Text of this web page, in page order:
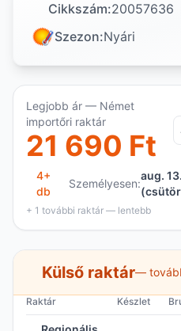
Cikkszám:20057636
Szezon:Nyári
Legjobb ár — Német
importőri raktár
21 690 Ft
4+
db
Személyesen:
aug. 13.
+ 1 további raktár — lentebb
Külső raktár—
Raktár Készlet